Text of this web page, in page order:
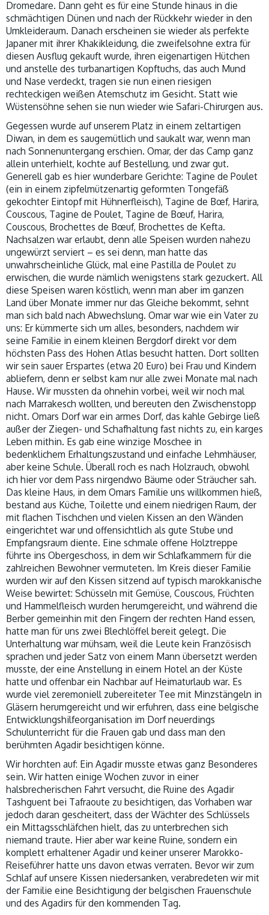
Dromedare. Dann geht es für eine Stunde hinaus in die
schmächtigen Dünen und nach der Rückkehr wieder in den
Umkleideraum. Danach erscheinen sie wieder als perfekte
Japaner mit ihrer Khakikleidung, die zweifelsohne extra für
diesen Ausflug gekauft wurde, ihren eigenartigen Hütchen
und anstelle des turbanartigen Kopftuchs, das auch Mund
und Nase verdeckt, tragen sie nun einen riesigen
rechteckigen weißen Atemschutz im Gesicht. Statt wie
Wüstensöhne sehen sie nun wieder wie Safari-Chirurgen aus.
Gegessen wurde auf unserem Platz in einem zeltartigen
Diwan, in dem es saugemütlich und saukalt war, wenn man
nach Sonnenuntergang erschien. Omar, der das Camp ganz
allein unterhielt, kochte auf Bestellung, und zwar gut.
Generell gab es hier wunderbare Gerichte: Tagine de Poulet
(ein in einem zipfelmützenartig geformten Tongefäß
gekochter Eintopf mit Hühnerfleisch), Tagine de Bœf, Harira,
Couscous, Tagine de Poulet, Tagine de Bœuf, Harira,
Couscous, Brochettes de Bœuf, Brochettes de Kefta.
Nachsalzen war erlaubt, denn alle Speisen wurden nahezu
ungewürzt serviert – es sei denn, man hatte das
unwahrscheinliche Glück, mal eine Pastilla de Poulet zu
erwischen, die wurde nämlich wenigstens stark gezuckert. All
diese Speisen waren köstlich, wenn man aber im ganzen
Land über Monate immer nur das Gleiche bekommt, sehnt
man sich bald nach Abwechslung. Omar war wie ein Vater zu
uns: Er kümmerte sich um alles, besonders, nachdem wir
seine Familie in einem kleinen Bergdorf direkt vor dem
höchsten Pass des Hohen Atlas besucht hatten. Dort sollten
wir sein sauer Erspartes (etwa 20 Euro) bei Frau und Kindern
abliefern, denn er selbst kam nur alle zwei Monate mal nach
Hause. Wir mussten da ohnehin vorbei, weil wir noch mal
nach Marrakesch wollten, und bereuten den Zwischenstopp
nicht. Omars Dorf war ein armes Dorf, das kahle Gebirge ließ
außer der Ziegen- und Schafhaltung fast nichts zu, ein karges
Leben mithin. Es gab eine winzige Moschee in
bedenklichem Erhaltungszustand und einfache Lehmhäuser,
aber keine Schule. Überall roch es nach Holzrauch, obwohl
ich hier vor dem Pass nirgendwo Bäume oder Sträucher sah.
Das kleine Haus, in dem Omars Familie uns willkommen hieß,
bestand aus Küche, Toilette und einem niedrigen Raum, der
mit flachen Tischchen und vielen Kissen an den Wänden
eingerichtet war und offensichtlich als gute Stube und
Empfangsraum diente. Eine schmale offene Holztreppe
führte ins Obergeschoss, in dem wir Schlafkammern für die
zahlreichen Bewohner vermuteten. Im Kreis dieser Familie
wurden wir auf den Kissen sitzend auf typisch marokkanische
Weise bewirtet: Schüsseln mit Gemüse, Couscous, Früchten
und Hammelfleisch wurden herumgereicht, und während die
Berber gemeinhin mit den Fingern der rechten Hand essen,
hatte man für uns zwei Blechlöffel bereit gelegt. Die
Unterhaltung war mühsam, weil die Leute kein Französisch
sprachen und jeder Satz von einem Mann übersetzt werden
musste, der eine Anstellung in einem Hotel an der Küste
hatte und offenbar ein Nachbar auf Heimaturlaub war. Es
wurde viel zeremoniell zubereiteter Tee mit Minzstängeln in
Gläsern herumgereicht und wir erfuhren, dass eine belgische
Entwicklungshilfeorganisation im Dorf neuerdings
Schulunterricht für die Frauen gab und dass man den
berühmten Agadir besichtigen könne.
Wir horchten auf: Ein Agadir musste etwas ganz Besonderes
sein. Wir hatten einige Wochen zuvor in einer
halsbrecherischen Fahrt versucht, die Ruine des Agadir
Tashguent bei Tafraoute zu besichtigen, das Vorhaben war
jedoch daran gescheitert, dass der Wächter des Schlüssels
ein Mittagsschläfchen hielt, das zu unterbrechen sich
niemand traute. Hier aber war keine Ruine, sondern ein
komplett erhaltener Agadir und keiner unserer Marokko-
Reiseführer hatte uns davon etwas verraten. Bevor wir zum
Schlaf auf unsere Kissen niedersanken, verabredeten wir mit
der Familie eine Besichtigung der belgischen Frauenschule
und des Agadirs für den kommenden Tag.